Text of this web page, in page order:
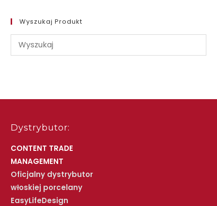
Wyszukaj Produkt
Dystrybutor:
CONTENT TRADE
MANAGEMENT
Oficjalny dystrybutor
włoskiej porcelany
EasyLifeDesign